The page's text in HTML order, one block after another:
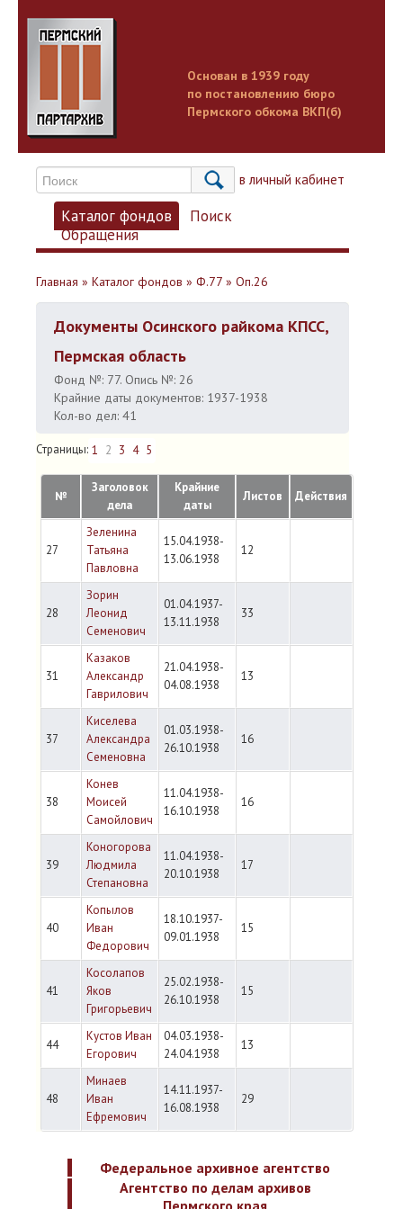
Основан в 1939 году
по постановлению бюро
Пермского обкома ВКП(б)
Вход в личный кабинет
Каталог фондов
Поиск
Обращения
Главная » Каталог фондов » Ф.77 » Оп.26
Документы Осинского райкома КПСС,
Пермская область
Фонд №: 77. Опись №: 26
Крайние даты документов: 1937-1938
Кол-во дел: 41
Страницы: 1 2 3 4 5
№
Заголовок
дела
Крайние
даты
Листов Действия
27
Зеленина
Татьяна
Павловна
15.04.1938-
13.06.1938
12
28
Зорин
Леонид
Семенович
01.04.1937-
13.11.1938
33
31
Казаков
Александр
Гаврилович
21.04.1938-
04.08.1938
13
37
Киселева
Александра
Семеновна
01.03.1938-
26.10.1938
16
38
Конев
Моисей
Самойлович
11.04.1938-
16.10.1938
16
39
Коногорова
Людмила
Степановна
11.04.1938-
20.10.1938
17
40
Копылов
Иван
Федорович
18.10.1937-
09.01.1938
15
41
Косолапов
Яков
Григорьевич
25.02.1938-
26.10.1938
15
44
Кустов Иван
Егорович
04.03.1938-
24.04.1938
13
48
Минаев
Иван
Ефремович
14.11.1937-
16.08.1938
29
Федеральное архивное агентство
Агентство по делам архивов
Пермского края